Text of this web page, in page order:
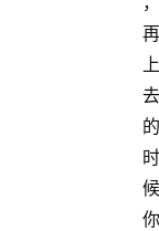
再
上
去
的
时
候
你